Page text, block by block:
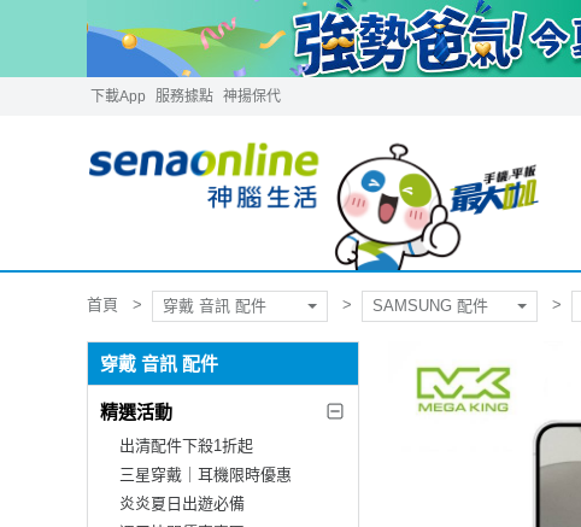
下載App 服務據點 神揚保代
首頁 穿戴 音訊 配件 SAMSUNG 配件
穿戴 音訊 配件
精選活動
出清配件下殺1折起
三星穿戴｜耳機限時優惠
炎炎夏日出遊必備